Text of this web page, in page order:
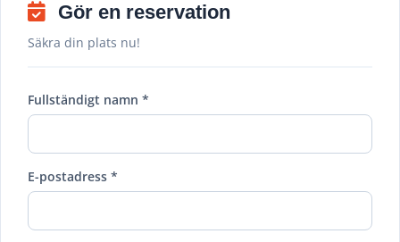
Gör en reservation
Säkra din plats nu!
Fullständigt namn *
E-postadress *